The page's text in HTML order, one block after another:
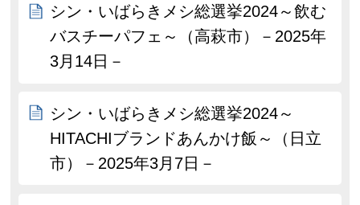
シン・いばらきメシ総選挙2024～飲む
バスチーパフェ～（高萩市）－2025年
3月14日－
シン・いばらきメシ総選挙2024～
HITACHIブランドあんかけ飯～（日立
市）－2025年3月7日－